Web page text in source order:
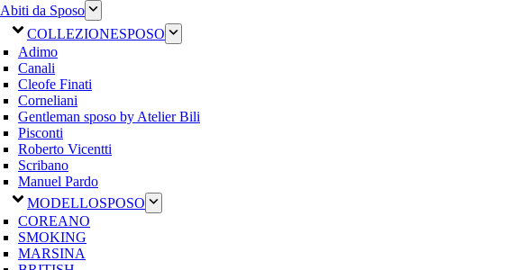
Abiti da Sposo
COLLEZIONESPOSO
Adimo
Canali
Cleofe Finati
Corneliani
Gentleman sposo by Atelier Bili
Pisconti
Roberto Vicentti
Scribano
Manuel Pardo
MODELLOSPOSO
COREANO
SMOKING
MARSINA